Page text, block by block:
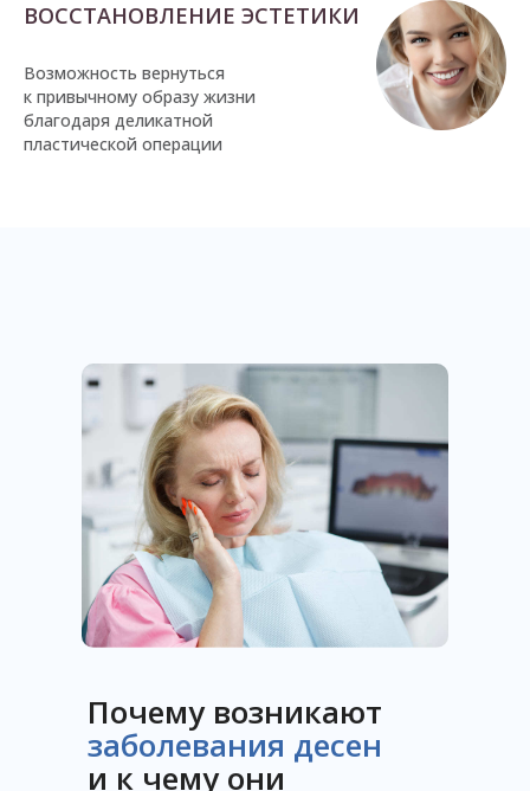
ВОССТАНОВЛЕНИЕ ЭСТЕТИКИ
Возможность вернуться
к привычному образу жизни
благодаря деликатной
пластической операции
Почему возникают
заболевания десен
и к чему они